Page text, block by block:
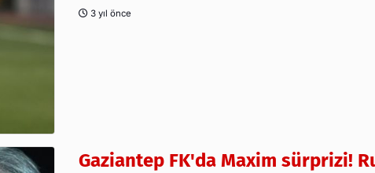
3 yıl önce
Gaziantep FK'da Maxim sürprizi!